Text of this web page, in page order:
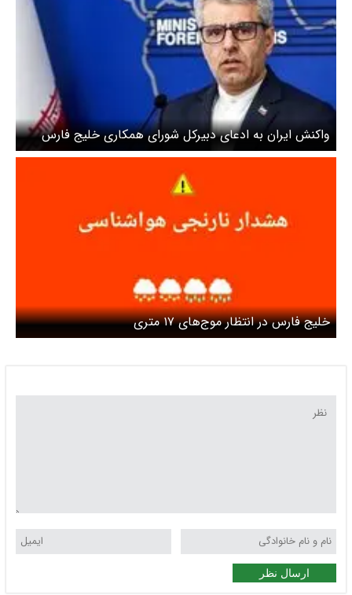
واکنش ایران به ادعای دبیرکل شورای همکاری خلیج فارس
خلیج فارس در انتظار موج‌های ۱۷ متری
ارسال نظر